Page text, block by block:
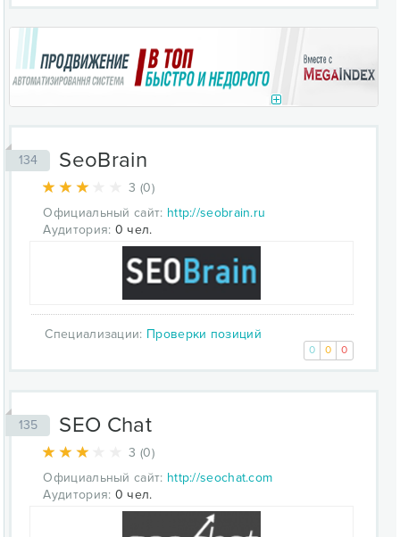
134 SeoBrain
3 (0)
Официальный сайт: http://seobrain.ru
Аудитория: 0 чел.
Специализации: Проверки позиций
0 0 0
135 SEO Chat
3 (0)
Официальный сайт: http://seochat.com
Аудитория: 0 чел.